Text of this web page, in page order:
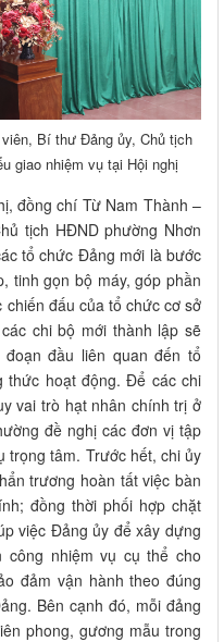
Bí thư Đảng ủy, Chủ tịch
giao nhiệm vụ tại Hội nghị
đồng chí Từ Nam Thành –
tịch HĐND phường Nhơn
tổ chức Đảng mới là bước
tinh gọn bộ máy, góp phần
đấu của tổ chức cơ sở
chi bộ mới thành lập sẽ
đầu liên quan đến tổ
thức hoạt động. Để các chi
vai trò hạt nhân chính trị ở
đề nghị các đơn vị tập
trọng tâm. Trước hết, chi ủy
trương hoàn tất việc bàn
đồng thời phối hợp chặt
việc Đảng ủy để xây dựng
nhiệm vụ cụ thể cho
đảm vận hành theo đúng
Bên cạnh đó, mỗi đảng
phong, gương mẫu trong